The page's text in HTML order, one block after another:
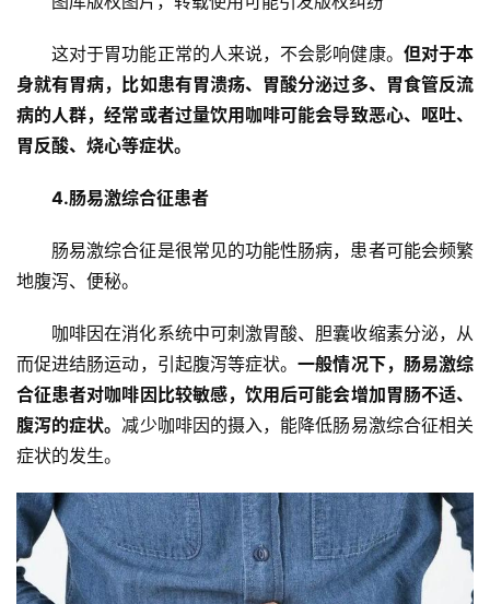
这对于胃功能正常的人来说，不会影响健康。 但对于本
身就有胃病，比如患有胃溃疡、胃酸分泌过多、胃食管反流
病的人群，经常或者过量饮用咖啡可能会导致恶心、呕吐、
胃反酸、烧心等症状。
4.肠易激综合征患者
肠易激综合征是很常见的功能性肠病，患者可能会频繁
地腹泻、便秘。
咖啡因在消化系统中可刺激胃酸、胆囊收缩素分泌，从
而促进结肠运动，引起腹泻等症状。一般情况下，肠易激综
合征患者对咖啡因比较敏感，饮用后可能会增加胃肠不适、
腹泻的症状。 减少咖啡因的摄入，能降低肠易激综合征相关
症状的发生。